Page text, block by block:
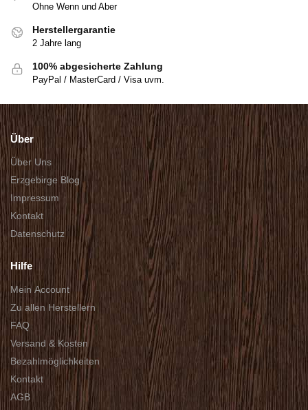
Ohne Wenn und Aber
Herstellergarantie
2 Jahre lang
100% abgesicherte Zahlung
PayPal / MasterCard / Visa uvm.
Über
Über Uns
Erzgebirge Blog
Impressum
Kontakt
Datenschutz
Hilfe
Mein Account
Zu allen Herstellern
FAQ
Versand & Kosten
Bezahlmöglichkeiten
Kontakt
AGB